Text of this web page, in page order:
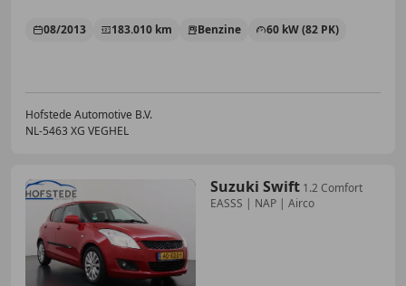
08/2013 183.010 km Benzine 60 kW (82 PK)
Hofstede Automotive B.V.
NL-5463 XG VEGHEL
Suzuki Swift 1.2 Comfort
EASSS | NAP | Airco